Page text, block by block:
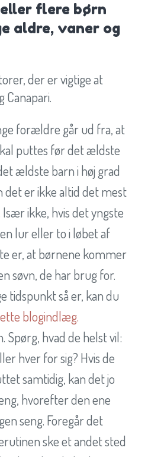
flere børn
aldre, vaner og
der er vigtige at
Canapari.
forældre går ud fra, at
puttes før det ældste
ældste barn i høj grad
det er ikke altid det mest
ikke, hvis det yngste
lur eller to i løbet af
er, at børnene kommer
søvn, de har brug for.
tidspunkt så er, kan du
blogindlæg.
Spørg, hvad de helst vil:
hver for sig? Hvis de
samtidig, kan det jo
hvorefter den ene
seng. Foregår det
ske et andet sted